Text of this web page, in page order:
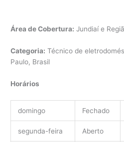
Área de Cobertura: Jundiaí e
Categoria: Técnico de
Paulo, Brasil
Horários
domingo Fechado
segunda-feira Aberto